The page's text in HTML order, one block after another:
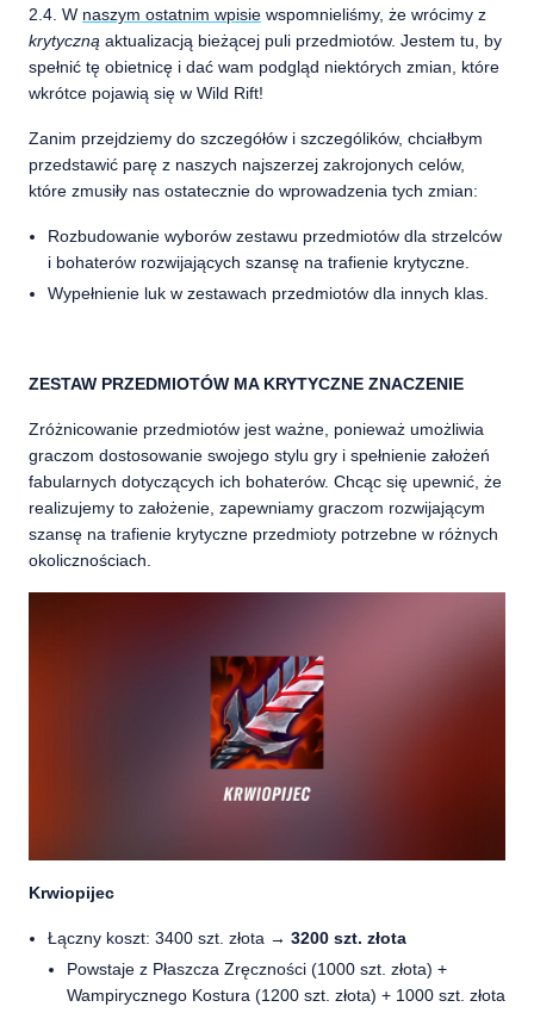
2.4. W naszym ostatnim wpisie wspomnieliśmy, że wrócimy z
krytyczną aktualizacją bieżącej puli przedmiotów. Jestem tu, by
spełnić tę obietnicę i dać wam podgląd niektórych zmian, które
wkrótce pojawią się w Wild Rift!
Zanim przejdziemy do szczegółów i szczególików, chciałbym
przedstawić parę z naszych najszerzej zakrojonych celów,
które zmusiły nas ostatecznie do wprowadzenia tych zmian:
Rozbudowanie wyborów zestawu przedmiotów dla strzelców
i bohaterów rozwijających szansę na trafienie krytyczne.
Wypełnienie luk w zestawach przedmiotów dla innych klas.
ZESTAW PRZEDMIOTÓW MA KRYTYCZNE ZNACZENIE
Zróżnicowanie przedmiotów jest ważne, ponieważ umożliwia
graczom dostosowanie swojego stylu gry i spełnienie założeń
fabularnych dotyczących ich bohaterów. Chcąc się upewnić, że
realizujemy to założenie, zapewniamy graczom rozwijającym
szansę na trafienie krytyczne przedmioty potrzebne w różnych
okolicznościach.
Krwiopijec
Łączny koszt: 3400 szt. złota → 3200 szt. złota
Powstaje z Płaszcza Zręczności (1000 szt. złota) +
Wampirycznego Kostura (1200 szt. złota) + 1000 szt. złota